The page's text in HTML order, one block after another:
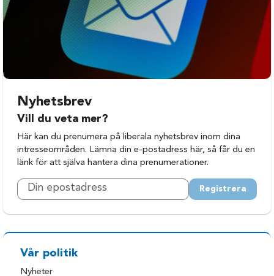
Nyhetsbrev
Vill du veta mer?
Här kan du prenumera på liberala nyhetsbrev inom dina
intresseområden. Lämna din e-postadress här, så får du en
länk för att själva hantera dina prenumerationer.
Registrera
Vår politik
Nyheter